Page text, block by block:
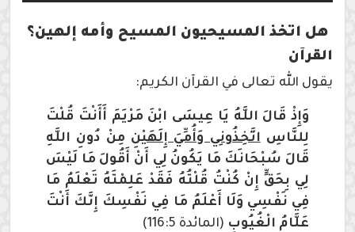
هل اتخذ المسيحيون المسيح وأمه إلهين؟
القرآن
يقول الله تعالى في القرآن الكريم:
وَإِذْ قَالَ اللَّهُ يَا عِيسَى ابْنَ مَرْيَمَ أَأَنْتَ قُلْتَ
لِلنَّاسِاتَّخِذُونِي وَأُمِّيَ إِلَهَيْنِ مِنْ دُونِ اللَّهِ
قَالَ سُبْحَانَكَ مَا يَكُونُ لِي أَنْ أَقُولَ مَا لَيْسَ
لِي بِحَقٍّ إِنْ كُنْتُ قُلْتُهُ فَقَدْ عَلِمْتَهُ تَعْلَمُ مَا
فِي نَفْسِي وَلَا أَعْلَمُ مَا فِي نَفْسِكَ إِنَّكَ أَنْتَ
عَلَّامُ الْغُيُوبِ (المائدة 116:5)